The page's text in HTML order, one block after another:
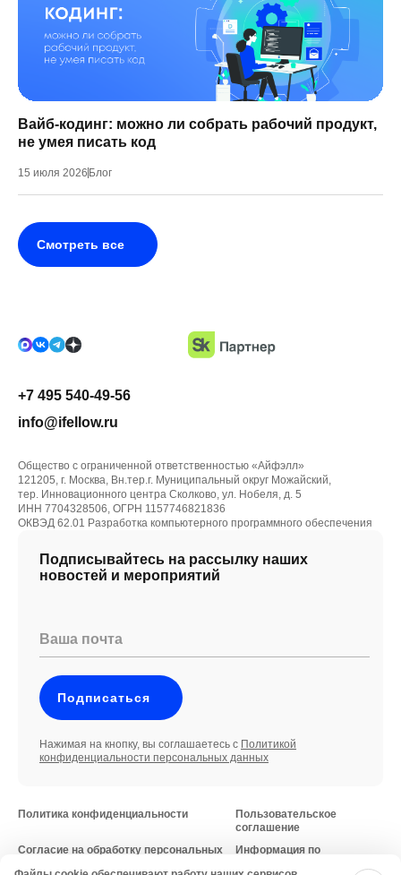
Вайб-кодинг: можно ли собрать рабочий продукт,
не умея писать код
15 июля 2026 Блог
Смотреть все
Подписывайтесь на рассылку наших
новостей и мероприятий
Ваша почта
Подписаться
Нажимая на кнопку, вы соглашаетесь с Политикой
конфиденциальности персональных данных
Политика конфиденциальности
Согласие на обработку персональных
Пользовательское
соглашение
Информация по
+7 495 540-49-56
info@ifellow.ru
Общество с ограниченной ответственностью «Айфэлл»
121205, г. Москва, Вн.тер.г. Муниципальный округ Можайский,
тер. Инновационного центра Сколково, ул. Нобеля, д. 5
ИНН 7704328506, ОГРН 1157746821836
ОКВЭД 62.01 Разработка компьютерного программного обеспечения